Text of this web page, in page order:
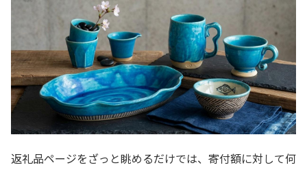
返礼品ページをざっと眺めるだけでは、寄付額に対して何